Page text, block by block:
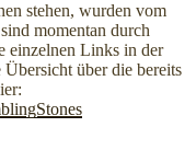
stehen, wurden vom
momentan durch
einzelnen Links in der
über die bereits